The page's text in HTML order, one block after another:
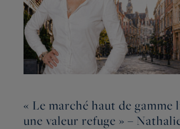
« Le marché haut de
une valeur refuge » –